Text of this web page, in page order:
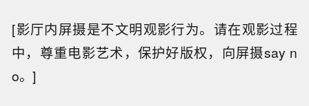
[影厅内屏摄是不文明观影行为。请在观影过程
中，尊重电影艺术，保护好版权，向屏摄say n
o。]